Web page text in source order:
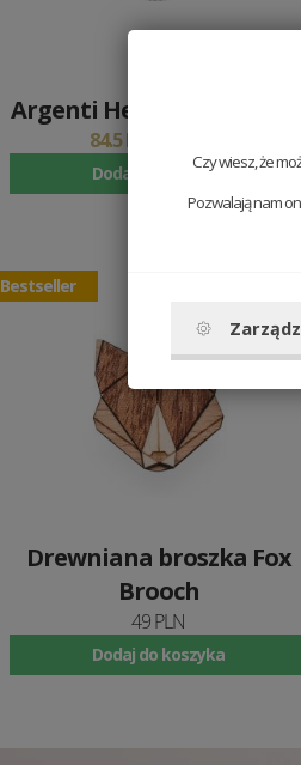
Argenti Hexagon
84.5 PLN
Dodaj do koszyka
Bestseller
Drewniana broszka Fox
Brooch
49 PLN
Dodaj do koszyka
Czy wiesz, że
Pozwalają nam